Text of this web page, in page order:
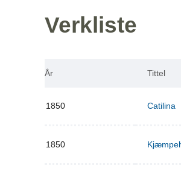
Verkliste
År Tittel
1850 Catilina
1850